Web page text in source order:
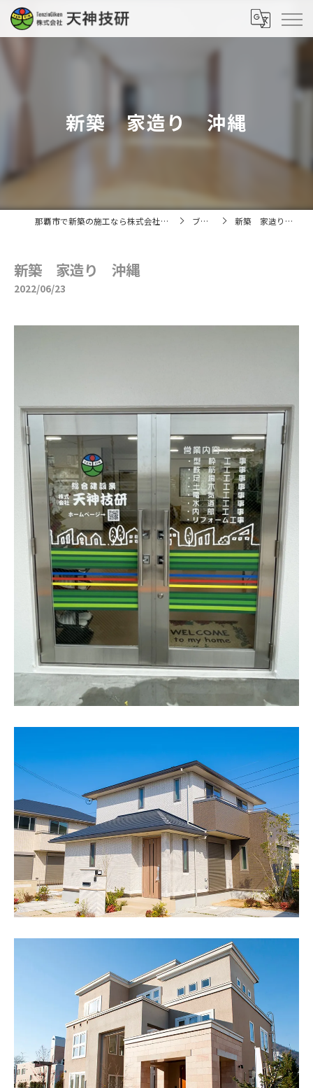
新築 家造り 沖縄
那覇市で新築の施工なら株式会社天神技研 ブログ 新築 家造り 沖縄
新築 家造り 沖縄
2022/06/23